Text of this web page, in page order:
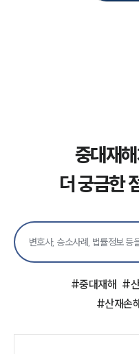
뉴스레
대륜
중대재
더 궁금한
#중대재해 #
#산재손